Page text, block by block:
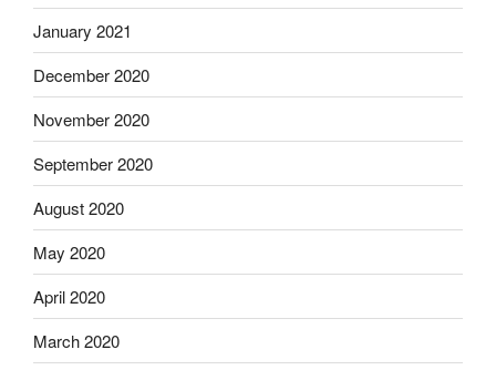
January 2021
December 2020
November 2020
September 2020
August 2020
May 2020
April 2020
March 2020